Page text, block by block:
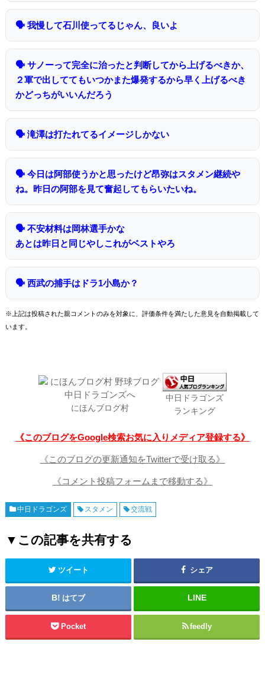
🗣 我慢して石川使ってるじゃん、良いよ
🗣 サノーって完全に治ったと判断してから上げるべきか、
２軍で出しててもいつかまた爆発するから早く上げるべき
かどっちがいいんだろう
🗣 滝澤は打たれてるイメージしかない
🗣 今日は阿部使うかと思ったけど昂弥はスタメン継続や
ね。昨日の阿部を見て奮起してもらいたいね。
🗣 不安材料は岡林選手かな
あとは昨日と同じやしこれがベストやろ
🗣 西武の捕手はドラ1小島か？
※上記は投稿された親コメントのみを対象に、評価条件を満たした意見を自動掲載して
います。
にほんブログ村
中日ドラゴンズ
ランキング
《このブログをGoogle検索お気に入りメディア登録する》
《このブログの更新通知をTwitterで受け取る》
《コメント投稿フォームまで移動する》
中日ドラゴンズ スタメン 交流戦
▼この記事を共有する
ツイート シェア
はてブ
Pocket feedly